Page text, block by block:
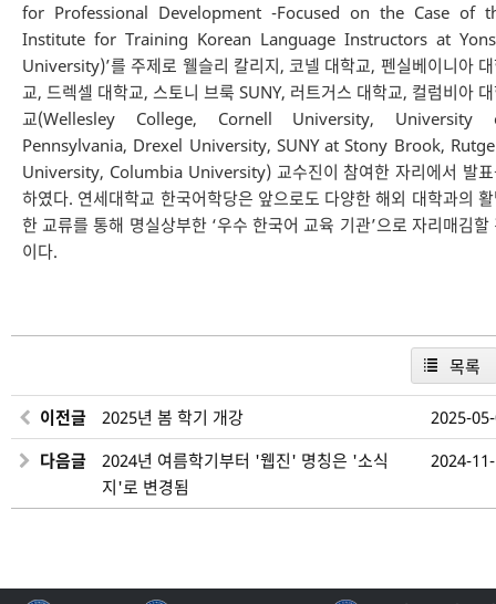
for Professional Development -Focused on the Case of
Institute for Training Korean Language Instructors at
University)’를 주제로 웰슬리 칼리지, 코넬 대학교, 펜실베이니아
교, 드렉셀 대학교, 스토니 브룩 SUNY, 러트거스 대학교, 컬럼비아
교(Wellesley College, Cornell University, University
Pennsylvania, Drexel University, SUNY at Stony Brook,
University, Columbia University) 교수진이 참여한 자리에서 발
하였다. 연세대학교 한국어학당은 앞으로도 다양한 해외 대학과의
한 교류를 통해 명실상부한 ‘우수 한국어 교육 기관’으로 자리매김할
이다.
목록
이전글 2025년 봄 학기 개강
2025-
다음글
2024년 여름학기부터 '웹진' 명칭은 '소식
지'로 변경됨
2024-